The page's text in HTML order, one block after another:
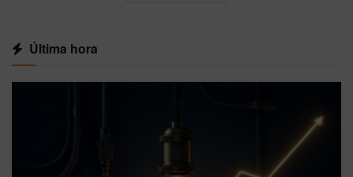
Última hora